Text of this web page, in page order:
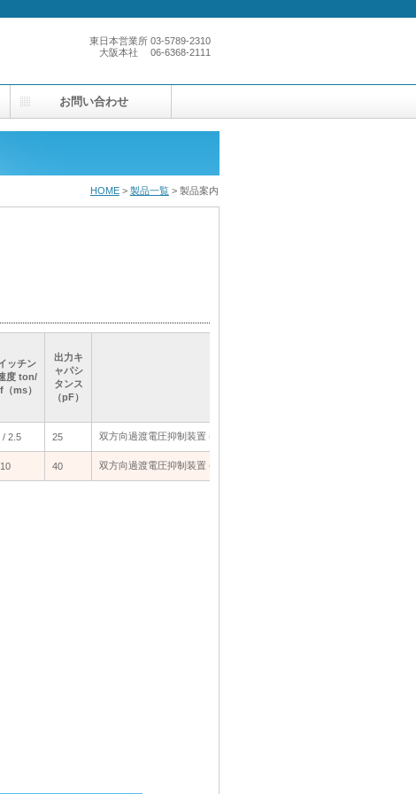
東日本営業所 03-5789-2310
大阪本社 06-6368-2111
HOME> 製品一覧> 製品案内
ッチン
度 ton/
ms）
出力キ
ャパシ
タンス
（pF）
ッチン
度 ton/
ms）
出力キ
ャパシ
タンス
（pF）
ッチン
度 ton/
ms）
出力キ
ャパシ
タンス
（pF）
/ 2.5 25 双方向過渡電圧抑制装置 (TVS): EN50130-4 設置クラス 3 要件に適合
40 双方向過渡電圧抑制装置 (TVS): EN50130-4 設置クラス 3 要件に適合
ッチン
度 ton/
ms）
出力キ
ャパシ
タンス
（pF）
/ 2.5 25 双方向過渡電圧抑制装置 (TVS): EN50130-4 設置クラス 3 要件に適合
40 双方向過渡電圧抑制装置 (TVS): EN50130-4 設置クラス 3 要件に適合
お問い合わせ